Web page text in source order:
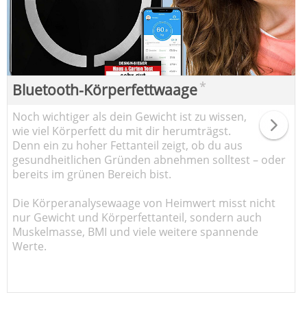
Bluetooth-Körperfettwaage*
Noch wichtiger als dein Gewicht ist zu wissen,
wie viel Körperfett du mit dir herumträgst.
Denn ein zu hoher Fettanteil zeigt, ob du aus
gesundheitlichen Gründen abnehmen solltest – oder
bereits im grünen Bereich bist.
Die Körperanalysewaage von Heimwert misst nicht
nur Gewicht und Körperfettanteil, sondern auch
Muskelmasse, BMI und viele weitere spannende
Werte.